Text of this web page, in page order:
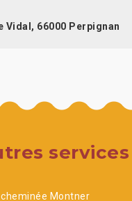
Vidal, 66000 Perpignan
services
Montner